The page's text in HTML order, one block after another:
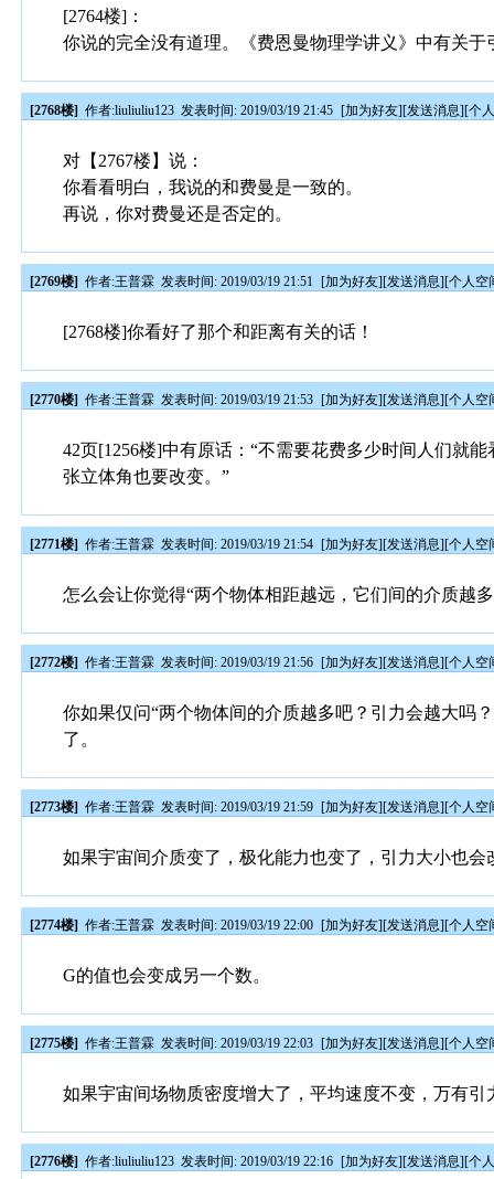
[2764楼]：
你说的完全没有道理。《费恩曼物理学讲义》中有关
[2768楼] 作者:liuliuliu123 发表时间: 2019/03/19 21:45 [加为好友][发送消息][个
对【2767楼】说：
你看看明白，我说的和费曼是一致的。
再说，你对费曼还是否定的。
[2769楼] 作者:王普霖 发表时间: 2019/03/19 21:51 [加为好友][发送消息][个人空
[2768楼]你看好了那个和距离有关的话！
[2770楼] 作者:王普霖 发表时间: 2019/03/19 21:53 [加为好友][发送消息][个人空
42页[1256楼]中有原话：“不需要花费多少时间人们就
张立体角也要改变。”
[2771楼] 作者:王普霖 发表时间: 2019/03/19 21:54 [加为好友][发送消息][个人空
怎么会让你觉得“两个物体相距越远，它们间的介质越
[2772楼] 作者:王普霖 发表时间: 2019/03/19 21:56 [加为好友][发送消息][个人空
你如果仅问“两个物体间的介质越多吧？引力会越大吗
了。
[2773楼] 作者:王普霖 发表时间: 2019/03/19 21:59 [加为好友][发送消息][个人空
如果宇宙间介质变了，极化能力也变了，引力大小也会
[2774楼] 作者:王普霖 发表时间: 2019/03/19 22:00 [加为好友][发送消息][个人空
G的值也会变成另一个数。
[2775楼] 作者:王普霖 发表时间: 2019/03/19 22:03 [加为好友][发送消息][个人空
如果宇宙间场物质密度增大了，平均速度不变，万有引
[2776楼] 作者:liuliuliu123 发表时间: 2019/03/19 22:16 [加为好友][发送消息][个